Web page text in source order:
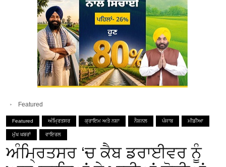
Featured
Featured ਅੰਮ੍ਰਿਤਸਰ ਕ੍ਰਾਇਮ ਅਤੇ ਨਸ਼ਾ ਨੈਸ਼ਨਲ ਪੰਜਾਬ ਮੀਡੀਆ
ਮੁੱਖ ਖਬਰਾਂ ਵਾਇਰਲ
ਅੰਮ੍ਰਿਤਸਰ ‘ਚ ਕੈਬ ਡਰਾਈਵਰ ਨੂੰ